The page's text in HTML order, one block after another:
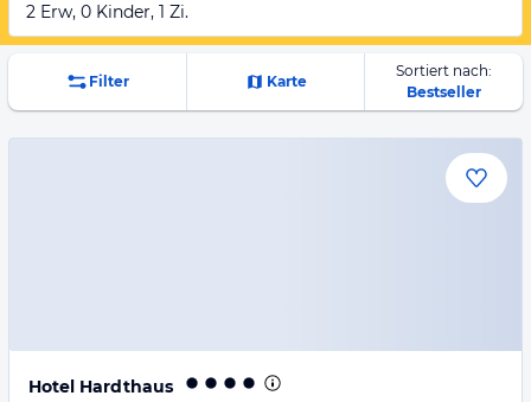
2 Erw, 0 Kinder, 1 Zi.
Filter Karte
Sortiert nach:
Bestseller
Hotel Hardthaus